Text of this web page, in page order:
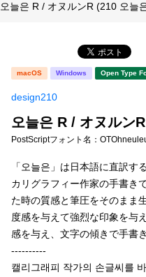
新着一覧
カート
マイページ
お気に入り
ご利用ガイド
タイプフェイス
明朝体
宋朝体
教科書体
草書体
江戸文字
오늘은 R / オヌルンR (210 오늘
macOS Windows Open Type
design210
오늘은 R / オヌルン
PostScriptフォント名：
「오늘은」は日本語に直訳す
カリグラフィー作家の手書き
た時の質感と筆圧をそのまま
度感を与えて強烈な印象を与
感を与え、文字の傾きで手書
----------
캘리그래피 작가의 손글씨를